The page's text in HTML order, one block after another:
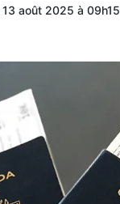
août 2025 à 09h15